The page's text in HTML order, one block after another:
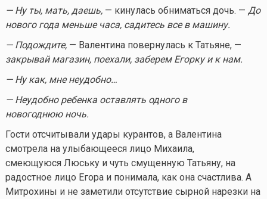
— Ну ты, мать, даешь,— кинулась обниматься дочь. — До
нового года меньше часа, садитесь все в машину.
— Подождите,— Валентина повернулась к Татьяне, —
закрывай магазин, поехали, заберем Егорку и к нам.
— Ну как, мне неудобно…
— Неудобно ребенка оставлять одного в
новогоднюю ночь.
Гости отсчитывали удары курантов, а Валентина
смотрела на улыбающееся лицо Михаила,
смеющуюся Люську и чуть смущенную Татьяну, на
радостное лицо Егора и понимала, как она счастлива. А
Митрохины и не заметили отсутствие сырной нарезки на